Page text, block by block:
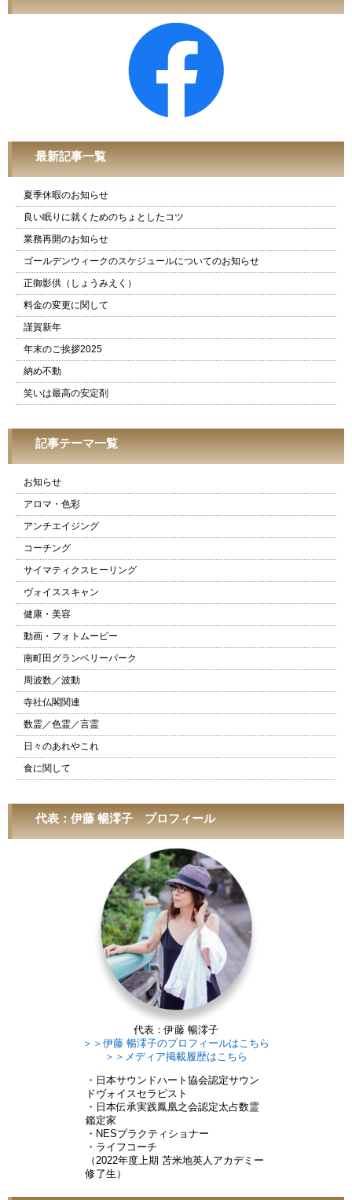
最新記事一覧
夏季休暇のお知らせ
良い眠りに就くためのちょとしたコツ
業務再開のお知らせ
ゴールデンウィークのスケジュールについてのお知らせ
正御影供（しょうみえく）
料金の変更に関して
謹賀新年
年末のご挨拶2025
納め不動
笑いは最高の安定剤
記事テーマ一覧
お知らせ
アロマ・色彩
アンチエイジング
コーチング
サイマティクスヒーリング
ヴォイススキャン
健康・美容
動画・フォトムービー
南町田グランベリーパーク
周波数／波動
寺社仏閣関連
数霊／色霊／言霊
日々のあれやこれ
食に関して
代表：伊藤 暢澪子 プロフィール
代表：伊藤 暢澪子
＞＞伊藤 暢澪子のプロフィールはこちら
＞＞メディア掲載履歴はこちら
・日本サウンドハート協会認定サウン
ドヴォイスセラピスト
・日本伝承実践鳳凰之会認定太占数霊
鑑定家
・NESプラクティショナー
・ライフコーチ
（2022年度上期 苫米地英人アカデミー
修了生）